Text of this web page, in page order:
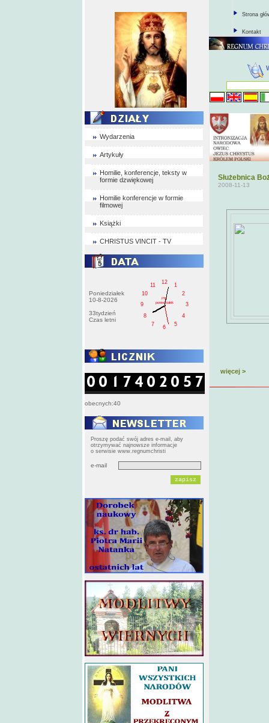
Wydarzenia
Artykuły
Homilie, konferencje, teksty w
formie dzwiękowej
Homilie konferencje w formie
filmowej
Książki
CHRISTUS VINCIT - TV
Poniedziałek
10-8-2026
33tydzień
Czas letni
1
2
3
4
5
6
7
8
9
10
11
12
PM
poniedziałek
obecnych:40
Proszę podać swój adres e-mail, aby
otrzymywać najnowsze informacje
o serwisie www.regnumchristi
e-mail
Strona
Kontakt
Służebnica
2008-11-13
więcej >